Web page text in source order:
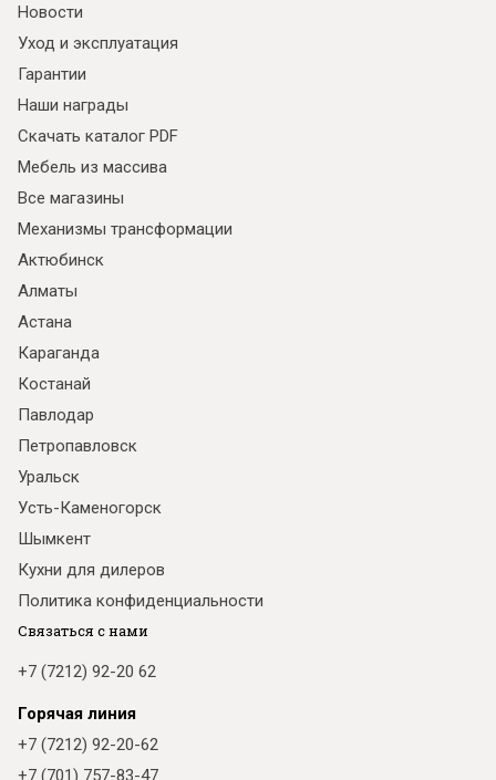
Новости
Уход и эксплуатация
Гарантии
Наши награды
Скачать каталог PDF
Мебель из массива
Все магазины
Механизмы трансформации
Актюбинск
Алматы
Астана
Караганда
Костанай
Павлодар
Петропавловск
Уральск
Усть-Каменогорск
Шымкент
Кухни для дилеров
Политика конфиденциальности
Связаться с нами
+7 (7212) 92-20 62
Горячая линия
+7 (7212) 92-20-62
+7 (701) 757-83-47